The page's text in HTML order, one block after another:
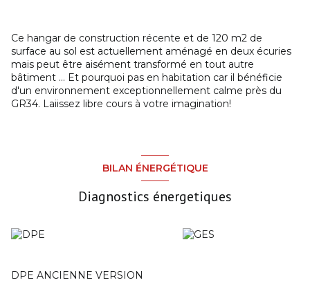
Ce hangar de construction récente et de 120 m2 de
surface au sol est actuellement aménagé en deux écuries
mais peut être aisément transformé en tout autre
bâtiment ... Et pourquoi pas en habitation car il bénéficie
d'un environnement exceptionnellement calme près du
GR34. Laiissez libre cours à votre imagination!
BILAN ÉNERGÉTIQUE
Diagnostics énergetiques
DPE ANCIENNE VERSION